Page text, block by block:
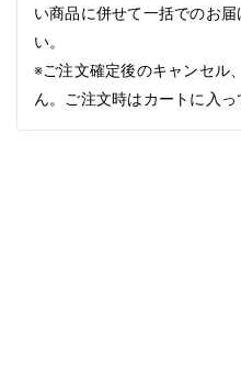
い商品に併せて一括でのお
い。
※ご注文確定後のキャンセル
ん。ご注文時はカートに入っ